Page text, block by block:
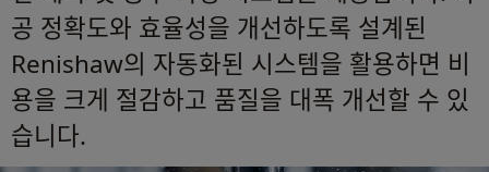
공 정확도와 효율성을 개선하도록 설계된
Renishaw의 자동화된 시스템을 활용하면 비
용을 크게 절감하고 품질을 대폭 개선할 수 있
습니다.